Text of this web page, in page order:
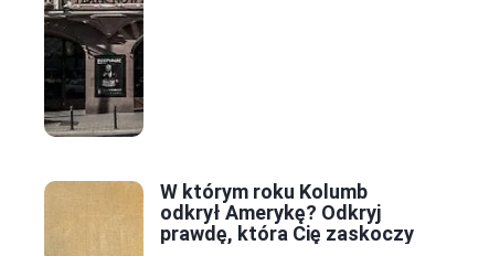
W którym roku Kolumb
odkrył Amerykę? Odkryj
prawdę, która Cię zaskoczy